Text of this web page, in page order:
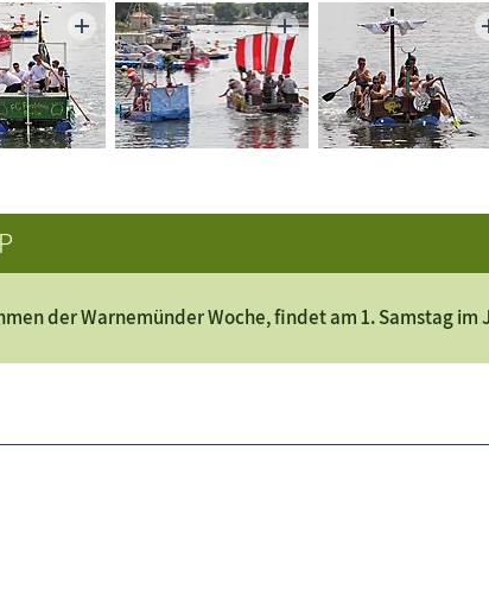
der Warnemünder Woche, findet am 1. Samstag im